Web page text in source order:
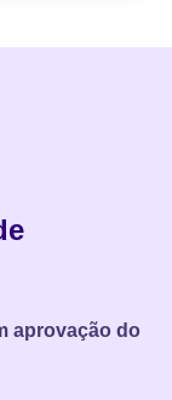
aprovação do